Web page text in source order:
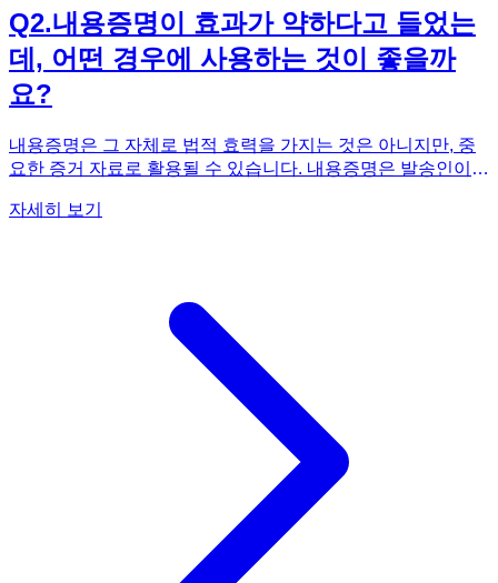
Q2.내용증명이 효과가 약하다고 들었는
데, 어떤 경우에 사용하는 것이 좋을까
요?
내용증명은 그 자체로 법적 효력을 가지는 것은 아니지만, 중
요한 증거 자료로 활용될 수 있습니다. 내용증명은 발송인이
증명해주는 제도입니다. 즉, '이러한 내용을 보냈다'는 사실을
될 수 있습니다. 예를 들어, 임대차 계약 해지를 통보할 때 내용
증명을 보내면, 임대인이 해지 통보를 받지 못했다고 주장하는
경우에도 발송 사실을 증명할 수 있습니다. 또한, 내용증명은
상대방에게 심리적인 압박감을 주어 분쟁을 원만하게 해결하
는 데 도움을 줄 수도 있습니다. 하지만 내용증명만으로는 법
적 효력이 발생하지 않으므로, 필요에 따라 소송이나 조정 등
다른 법적 절차를 함께 고려해야 합니다. 내용증명을 포함하여
다양한 법률 상식을 만화로 쉽고 재미있게 배우고 싶다면,
《법으로 버업(Ver.Up)되는 만화》를 추천합니다. 복잡한 법
률 개념을 그림과 함께 설명하여 이해도를 높여줍니다.
자세히 보기